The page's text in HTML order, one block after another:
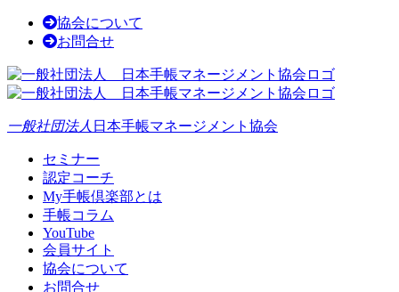
協会について
お問合せ
一般社団法人 日本手帳マネージメント協会
セミナー
認定コーチ
My手帳倶楽部とは
手帳コラム
YouTube
会員サイト
協会について
お問合せ